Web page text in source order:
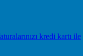
kredi kartı ile